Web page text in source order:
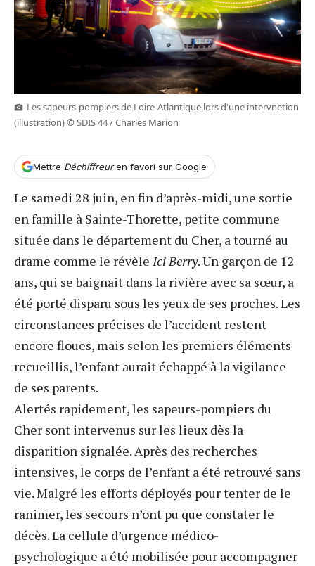
Les sapeurs-pompiers de Loire-Atlantique lors d'une intervnetion
(illustration) © SDIS 44 / Charles Marion
Mettre Déchiffreuren favori sur Google
Le samedi 28 juin, en fin d’après-midi, une sortie
en famille à Sainte-Thorette, petite commune
située dans le département du Cher, a tourné au
drame comme le révèle Ici Berry. Un garçon de 12
ans, qui se baignait dans la rivière avec sa sœur, a
été porté disparu sous les yeux de ses proches. Les
circonstances précises de l’accident restent
encore floues, mais selon les premiers éléments
recueillis, l’enfant aurait échappé à la vigilance
de ses parents.
Alertés rapidement, les sapeurs-pompiers du
Cher sont intervenus sur les lieux dès la
disparition signalée. Après des recherches
intensives, le corps de l’enfant a été retrouvé sans
vie. Malgré les efforts déployés pour tenter de le
ranimer, les secours n’ont pu que constater le
décès. La cellule d’urgence médico-
psychologique a été mobilisée pour accompagner